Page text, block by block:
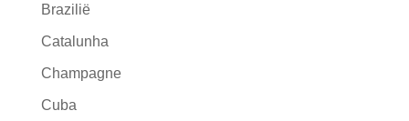
Brazilië
Catalunha
Champagne
Cuba